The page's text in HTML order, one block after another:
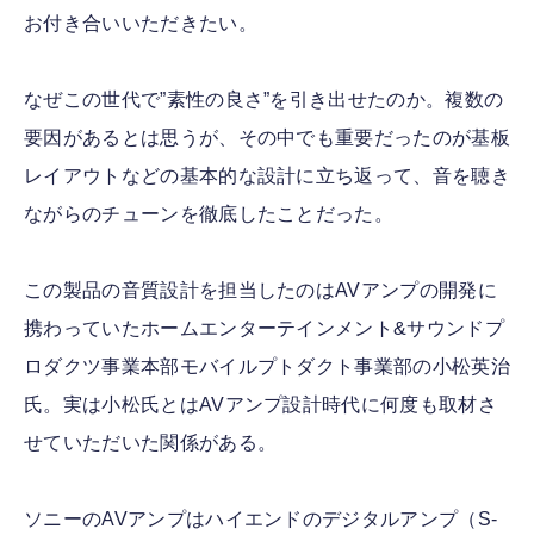
お付き合いいただきたい。
なぜこの世代で”素性の良さ”を引き出せたのか。複数の
要因があるとは思うが、その中でも重要だったのが基板
レイアウトなどの基本的な設計に立ち返って、音を聴き
ながらのチューンを徹底したことだった。
この製品の音質設計を担当したのはAVアンプの開発に
携わっていたホームエンターテインメント&サウンドプ
ロダクツ事業本部モバイルプトダクト事業部の小松英治
氏。実は小松氏とはAVアンプ設計時代に何度も取材さ
せていただいた関係がある。
ソニーのAVアンプはハイエンドのデジタルアンプ（S-